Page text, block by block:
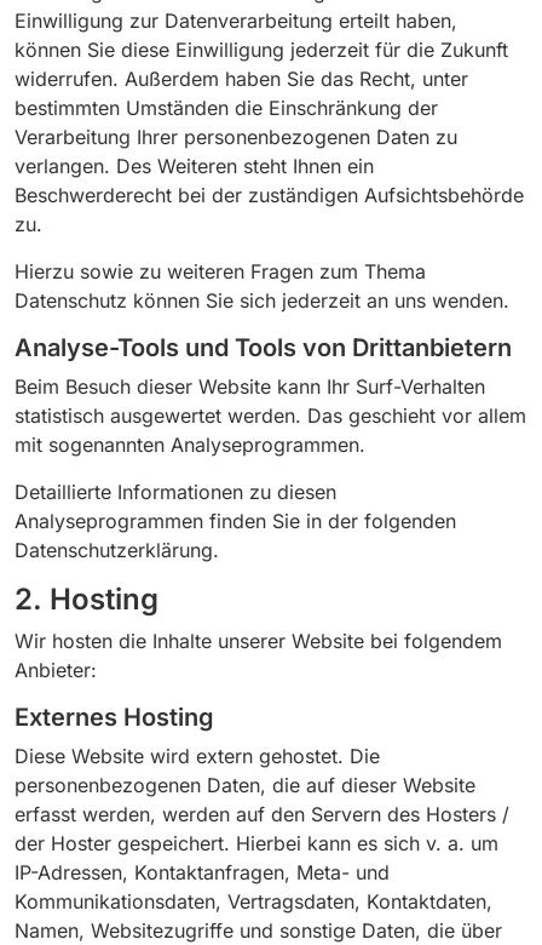
Einwilligung zur Datenverarbeitung erteilt haben,
können Sie diese Einwilligung jederzeit für die Zukunft
widerrufen. Außerdem haben Sie das Recht, unter
bestimmten Umständen die Einschränkung der
Verarbeitung Ihrer personenbezogenen Daten zu
verlangen. Des Weiteren steht Ihnen ein
Beschwerderecht bei der zuständigen Aufsichtsbehörde
zu.
Hierzu sowie zu weiteren Fragen zum Thema
Datenschutz können Sie sich jederzeit an uns wenden.
Analyse-Tools und Tools von Dritt­anbietern
Beim Besuch dieser Website kann Ihr Surf-Verhalten
statistisch ausgewertet werden. Das geschieht vor allem
mit sogenannten Analyseprogrammen.
Detaillierte Informationen zu diesen
Analyseprogrammen finden Sie in der folgenden
Datenschutzerklärung.
2. Hosting
Wir hosten die Inhalte unserer Website bei folgendem
Anbieter:
Externes Hosting
Diese Website wird extern gehostet. Die
personenbezogenen Daten, die auf dieser Website
erfasst werden, werden auf den Servern des Hosters /
der Hoster gespeichert. Hierbei kann es sich v. a. um
IP-Adressen, Kontaktanfragen, Meta- und
Kommunikationsdaten, Vertragsdaten, Kontaktdaten,
Namen, Websitezugriffe und sonstige Daten, die über